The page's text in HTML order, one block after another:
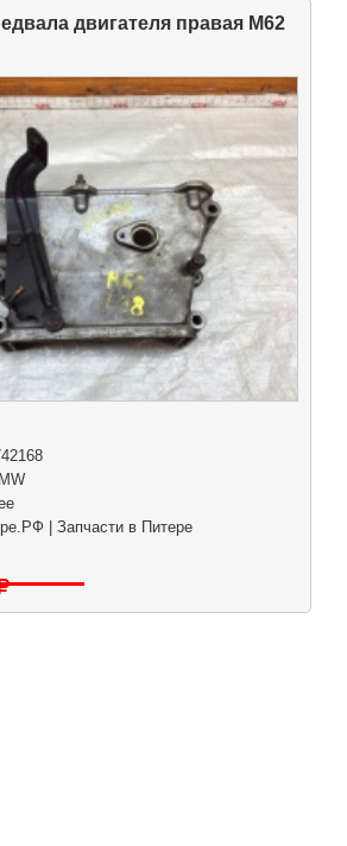
двигателя правая M62
| Запчасти в Питере